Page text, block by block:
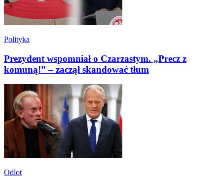
Polityka
Prezydent wspomniał o Czarzastym. „Precz z
komuną!” – zaczął skandować tłum
Odlot